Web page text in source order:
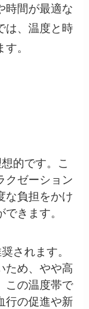
時間が最適な
は、温度と時
。
的です。こ
クゼーション
な負担をかけ
きます。
されます。
ため、やや高
この温度帯で
行の促進や新